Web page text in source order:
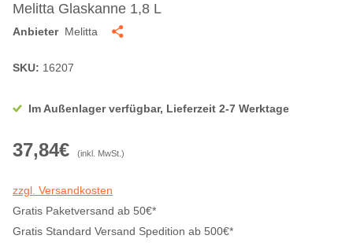
Melitta Glaskanne 1,8 L
Anbieter Melitta
SKU: 16207
Im Außenlager verfügbar, Lieferzeit 2-7 Werktage
37,84€ (inkl. MwSt.)
zzgl. Versandkosten
Gratis Paketversand ab 50€*
Gratis Standard Versand Spedition ab 500€*